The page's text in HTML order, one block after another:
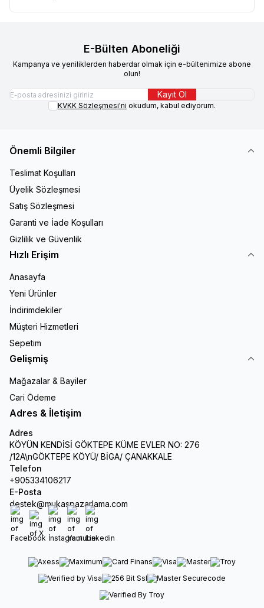
E-Bülten Aboneliği
Kampanya ve yeniliklerden haberdar olmak için e-bültenimize abone
olun!
Kayıt Ol
KVKK Sözleşmesi'ni okudum, kabul ediyorum.
Önemli Bilgiler
Teslimat Koşulları
Üyelik Sözleşmesi
Satış Sözleşmesi
Garanti ve İade Koşulları
Gizlilik ve Güvenlik
Hızlı Erişim
Anasayfa
Yeni Ürünler
İndirimdekiler
Müşteri Hizmetleri
Sepetim
Gelişmiş
Mağazalar & Bayiler
Cari Ödeme
Adres & İletişim
Adres
KÖYÜN KENDİSİ GÖKTEPE KÜME EVLER NO: 276
/12A\nGÖKTEPE KÖYÜ/ BİGA/ ÇANAKKALE
Telefon
+905334106217
E-Posta
destek@mukaspazarlama.com
Facebook
X İnstagram
Youtube